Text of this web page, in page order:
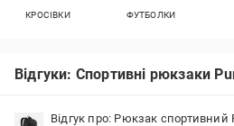
КРОСІВКИ ФУТБОЛКИ
Відгуки: Спортивні рюкзаки
Відгук про: Рюкзак спортивний